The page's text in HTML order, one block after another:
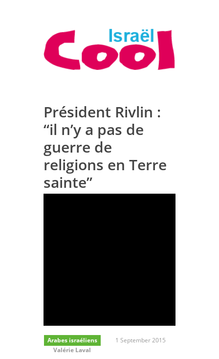
Président Rivlin :
“il n’y a pas de
guerre de
religions en Terre
sainte”
Arabes israéliens
1 September 2015
Valérie Laval